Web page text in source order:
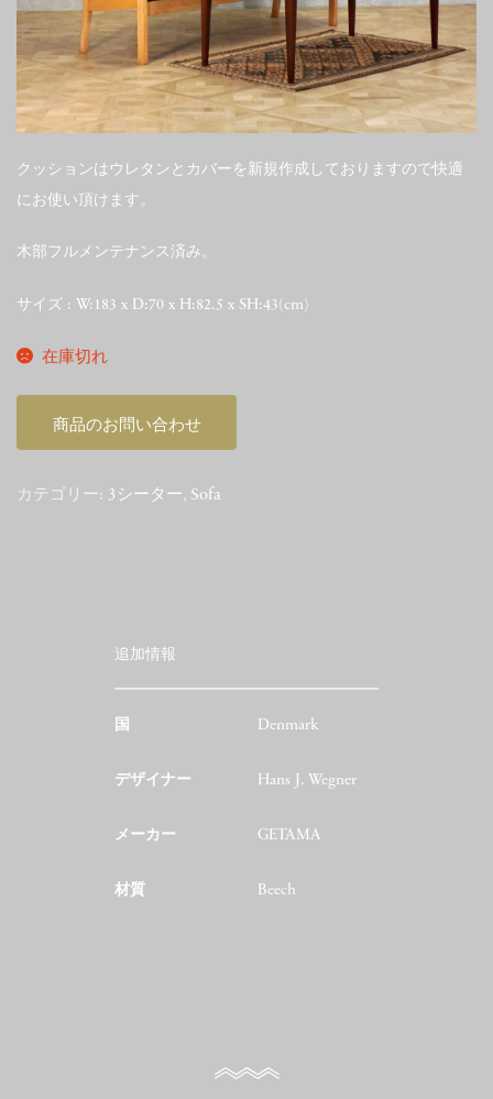
クッションはウレタンとカバーを新規作成しておりますので快適
にお使い頂けます。
木部フルメンテナンス済み。
サイズ : W:183 x D:70 x H:82.5 x SH:43(cm)
在庫切れ
商品のお問い合わせ
カテゴリー: 3シーター, Sofa
追加情報
国 Denmark
デザイナー Hans J. Wegner
メーカー GETAMA
材質 Beech